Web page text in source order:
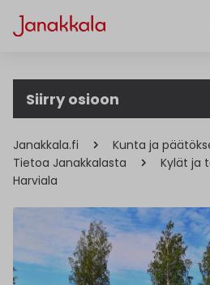
Siirry osioon
Janakkala.fi
Kunta ja
Tietoa Janakkalasta
Kylät ja
Harviala